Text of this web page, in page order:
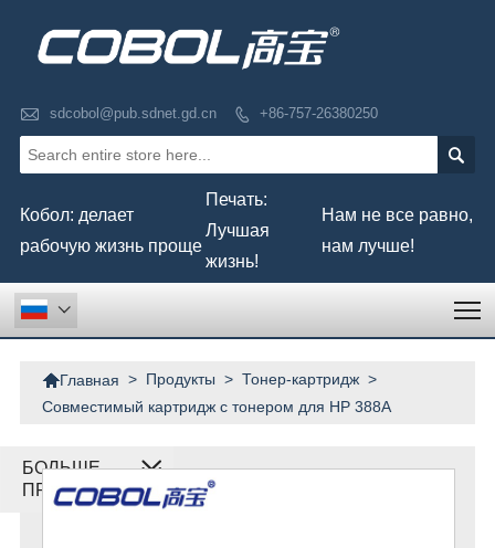
 sdcobol@pub.sdnet.gd.cn  +86-757-26380250

Кобол: делает
рабочую жизнь проще
Печать:
Лучшая
жизнь!
Нам не все равно,
нам лучше!

Главная > Продукты > Тонер-картридж >
Совместимый картридж с тонером для HP 388A
БОЛЬШЕ
ПРОДУКТОВ